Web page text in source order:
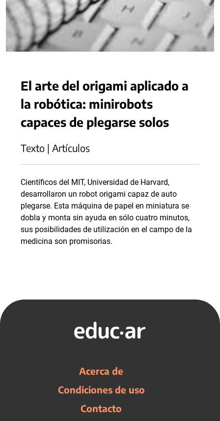
El arte del origami aplicado a
la robótica: minirobots
capaces de plegarse solos
Texto | Artículos
Científicos del MIT, Universidad de Harvard,
desarrollaron un robot origami capaz de auto
plegarse. Esta máquina de papel en miniatura se
dobla y monta sin ayuda en sólo cuatro minutos,
sus posibilidades de utilización en el campo de la
medicina son promisorias.
Acerca de
Condiciones de uso
Contacto